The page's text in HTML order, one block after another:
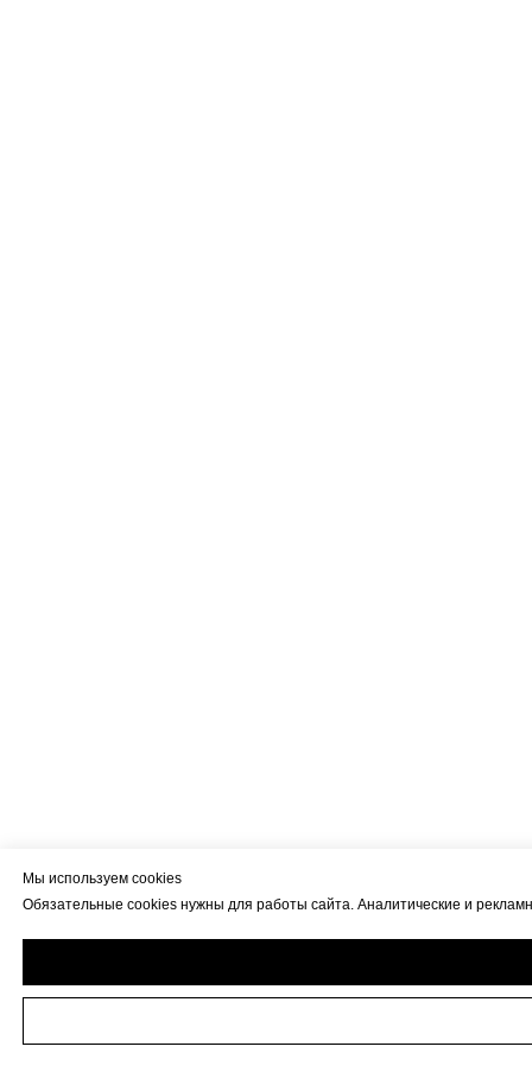
Мы используем cookies
Обязательные cookies нужны для работы сайта. Аналитические и